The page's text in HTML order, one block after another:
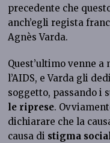
precedente che
anch’egli regista
Agnès Varda.
Quest’ultimo venne
l’AIDS, e Varda gli
soggetto, passando i
le riprese.
dichiarare che la
causa di stigma